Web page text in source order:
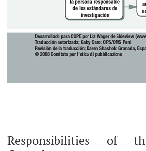
Responsibilities of